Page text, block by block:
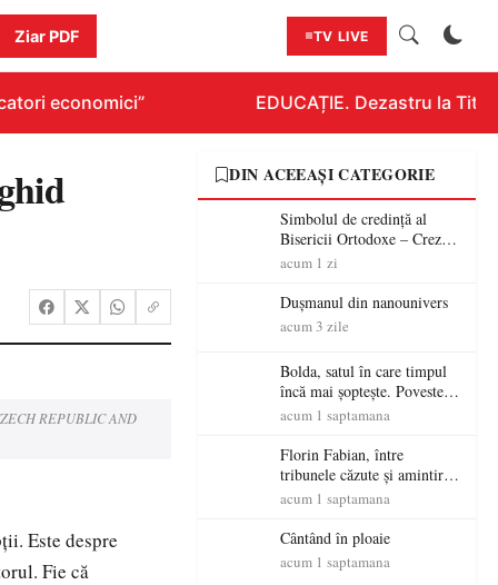
Ziar PDF TV LIVE
economici” EDUCAȚIE. Dezastru la
REPUBLIC AND
Este despre
Fie că
DIN ACEEAȘI CATEGORIE
Simbolul de credinţă al
Bisericii Ortodoxe – Crezul
(3)
acum 1 zi
Dușmanul din nanounivers
acum 3 zile
Bolda, satul în care timpul
încă mai șoptește. Povestea
unei vetre de codreni cu
peste patru secole de istorie
acum 1 saptamana
Florin Fabian, între
tribunele căzute și amintirile
care nu mor – „Stadionul
acesta face parte din viața
mea”
acum 1 saptamana
Cântând în ploaie
acum 1 saptamana